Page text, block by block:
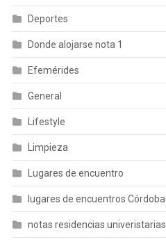
Deportes
Donde alojarse nota 1
Efemérides
General
Lifestyle
Limpieza
Lugares de encuentro
lugares de encuentros Córdoba
notas residencias univeristarias